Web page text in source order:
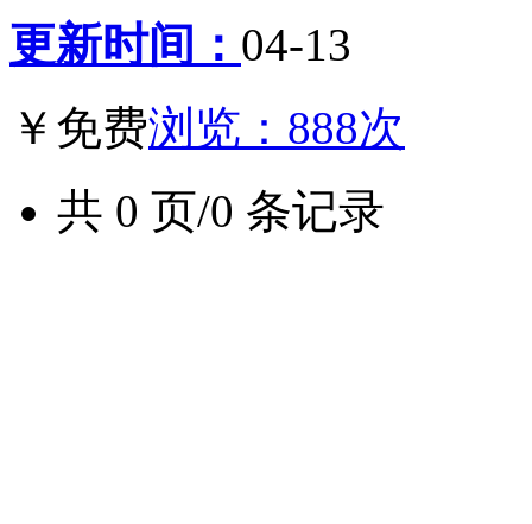
更新时间： 04-13
￥免费浏览：888次
共 0 页/0 条记录